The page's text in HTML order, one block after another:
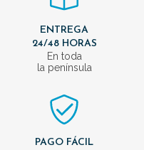
ENTREGA
24/48 HORAS
En toda
la península
PAGO FÁCIL